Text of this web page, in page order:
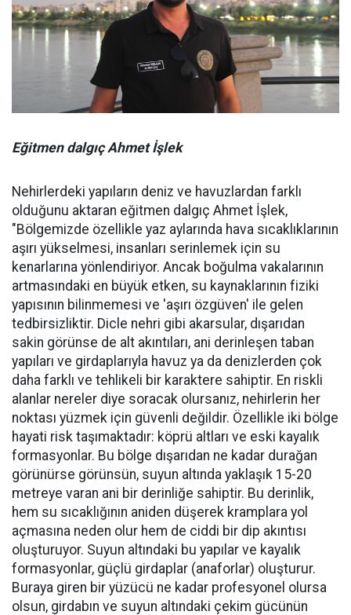
Eğitmen dalgıç Ahmet İşlek
Nehirlerdeki yapıların deniz ve havuzlardan farklı
olduğunu aktaran eğitmen dalgıç Ahmet İşlek,
"Bölgemizde özellikle yaz aylarında hava sıcaklıklarının
aşırı yükselmesi, insanları serinlemek için su
kenarlarına yönlendiriyor. Ancak boğulma vakalarının
artmasındaki en büyük etken, su kaynaklarının fiziki
yapısının bilinmemesi ve 'aşırı özgüven' ile gelen
tedbirsizliktir. Dicle nehri gibi akarsular, dışarıdan
sakin görünse de alt akıntıları, ani derinleşen taban
yapıları ve girdaplarıyla havuz ya da denizlerden çok
daha farklı ve tehlikeli bir karaktere sahiptir. En riskli
alanlar nereler diye soracak olursanız, nehirlerin her
noktası yüzmek için güvenli değildir. Özellikle iki bölge
hayati risk taşımaktadır: köprü altları ve eski kayalık
formasyonlar. Bu bölge dışarıdan ne kadar durağan
görünürse görünsün, suyun altında yaklaşık 15-20
metreye varan ani bir derinliğe sahiptir. Bu derinlik,
hem su sıcaklığının aniden düşerek kramplara yol
açmasına neden olur hem de ciddi bir dip akıntısı
oluşturuyor. Suyun altındaki bu yapılar ve kayalık
formasyonlar, güçlü girdaplar (anaforlar) oluşturur.
Buraya giren bir yüzücü ne kadar profesyonel olursa
olsun, girdabın ve suyun altındaki çekim gücünün